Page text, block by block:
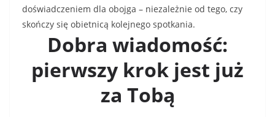
doświadczeniem dla obojga – niezależnie od tego, czy
skończy się obietnicą kolejnego spotkania.
Dobra wiadomość:
pierwszy krok jest już
za Tobą